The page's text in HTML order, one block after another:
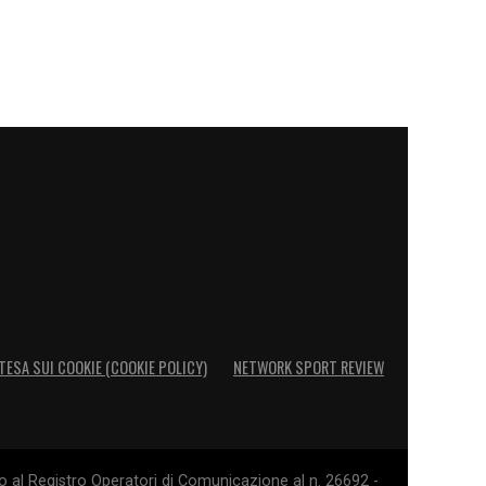
SUI COOKIE (COOKIE POLICY) NETWORK SPORT REVIEW
Registro Operatori di Comunicazione al n. 26692 -